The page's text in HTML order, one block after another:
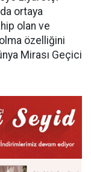
ortaya
olan ve
olma özelliğini
Mirası Geçici